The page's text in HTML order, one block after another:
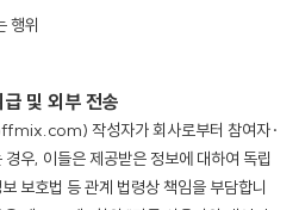
행위
및 외부 전송
작성자가 회사로부터 참여자·
우, 이들은 제공받은 정보에 대하여 독립
보호법 등 관계 법령상 책임을 부담합니